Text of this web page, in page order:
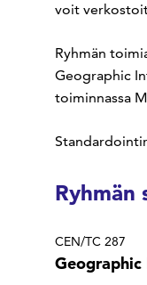
voit
Ryhmän
Geographic
toiminnassa
Ryhmän
CEN/TC 287